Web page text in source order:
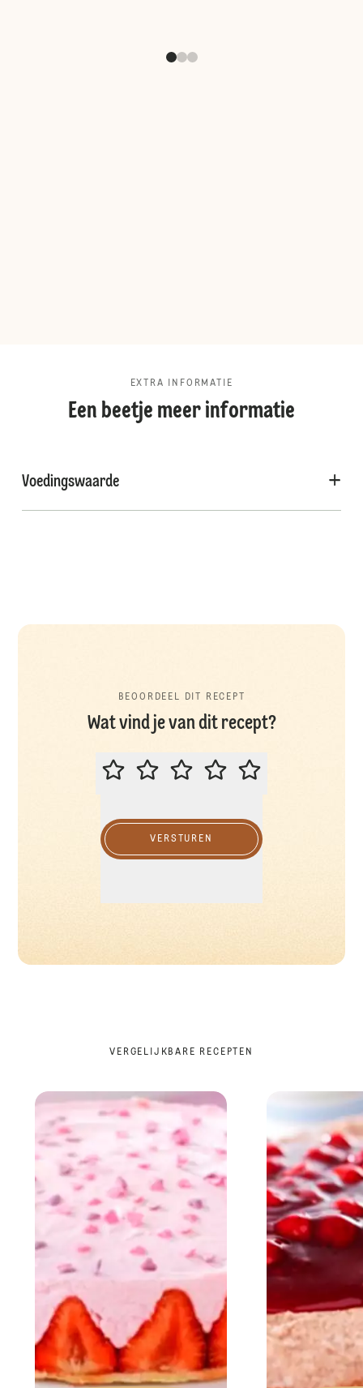
EXTRA INFORMATIE
Een beetje meer informatie
Voedingswaarde
BEOORDEEL DIT RECEPT
Wat vind je van dit recept?
BEOORDEEL DIT RECEPT
VERSTUREN
VERGELIJKBARE RECEPTEN